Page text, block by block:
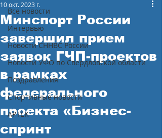
Все новости
Интервью
Новости СННВС России
Новости УФО по Свердловской области
Поздравления
Спортивные новости
АРТЕК
Минспорт России
завершил прием
заявок ГЧП-проектов
в рамках
федерального
проекта «Бизнес-
спринт
10 окт. 2023 г.